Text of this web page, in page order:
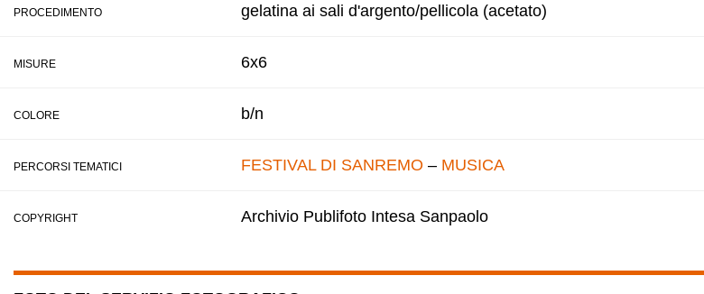
PROCEDIMENTO gelatina ai sali d'argento/pellicola (acetato)
MISURE 6x6
COLORE b/n
PERCORSI TEMATICI FESTIVAL DI SANREMO – MUSICA
COPYRIGHT Archivio Publifoto Intesa Sanpaolo